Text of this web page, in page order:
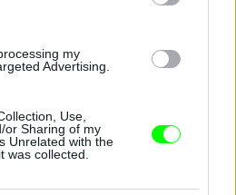
my
Advertising.
Use,
or Sharing of my
Unrelated with the
was collected.